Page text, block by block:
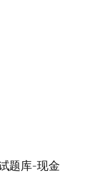
题库-现金